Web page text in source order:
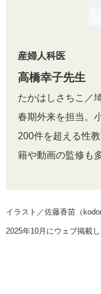
産婦人科医
高橋幸子先生
たかはしさちこ／
春期外来を担当。
200件を超える性
籍や動画の監修も
イラスト／佐藤香苗（
2025年10月にウェブ掲載